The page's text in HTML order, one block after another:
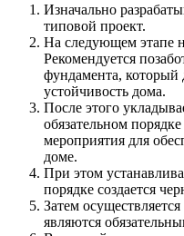
Изначально
типовой проект.
На следующем этапе
Рекомендуется
фундамента, который
устойчивость дома.
После этого
обязательном
мероприятия для
доме.
При этом
порядке создается
Затем
являются